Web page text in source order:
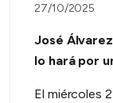
27/10/2025
José
lo hará por
El miércoles